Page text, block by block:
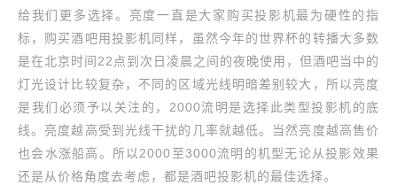
给我们更多选择。亮度一直是大家购买投影机最为硬性的指
标，购买酒吧用投影机同样，虽然今年的世界杯的转播大多数
是在北京时间22点到次日凌晨之间的夜晚使用，但酒吧当中的
灯光设计比较复杂，不同的区域光线明暗差别较大，所以亮度
是我们必须予以关注的，2000流明是选择此类型投影机的底
线。亮度越高受到光线干扰的几率就越低。当然亮度越高售价
也会水涨船高。所以2000至3000流明的机型无论从投影效果
还是从价格角度去考虑，都是酒吧投影机的最佳选择。